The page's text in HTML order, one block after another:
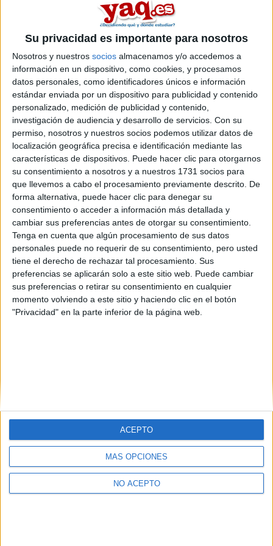
Su privacidad es importante para nosotros
Nosotros y nuestros socios almacenamos y/o accedemos a
información en un dispositivo, como cookies, y procesamos
datos personales, como identificadores únicos e información
estándar enviada por un dispositivo para publicidad y contenido
personalizado, medición de publicidad y contenido,
investigación de audiencia y desarrollo de servicios. Con su
permiso, nosotros y nuestros socios podemos utilizar datos de
localización geográfica precisa e identificación mediante las
características de dispositivos. Puede hacer clic para otorgarnos
su consentimiento a nosotros y a nuestros 1731 socios para
que llevemos a cabo el procesamiento previamente descrito. De
forma alternativa, puede hacer clic para denegar su
consentimiento o acceder a información más detallada y
cambiar sus preferencias antes de otorgar su consentimiento.
Tenga en cuenta que algún procesamiento de sus datos
personales puede no requerir de su consentimiento, pero usted
tiene el derecho de rechazar tal procesamiento. Sus
preferencias se aplicarán solo a este sitio web. Puede cambiar
sus preferencias o retirar su consentimiento en cualquier
momento volviendo a este sitio y haciendo clic en el botón
"Privacidad" en la parte inferior de la página web.
MÁS OPCIONES
NO ACEPTO
ACEPTO
Etiquetas: Finanzas y Contabilidad
Estudios nombrados en este post
Estudiar Finanzas y Contabilidad
Quiénes somos|Contactar|Anúnciate
Politica de privacidad|Condiciones generales
de cookies
© 2003-2026Compás Mediterráneo S.L.- Diego de León 47 - 28006
Madrid [ESPAÑA] - Tel. +34 91 593 2767